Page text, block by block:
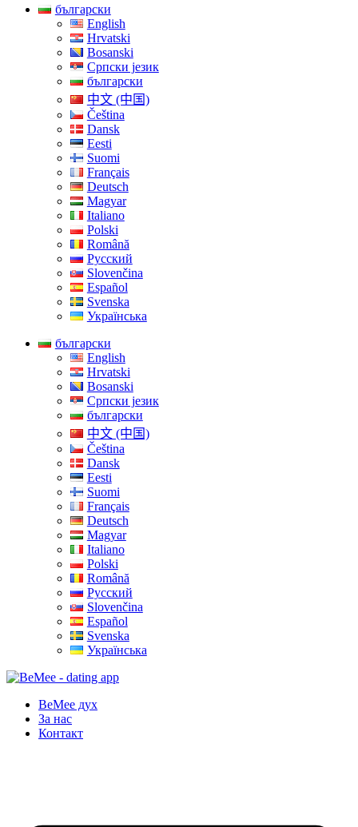
български
English
Hrvatski
Bosanski
Српски језик
български
中文 (中国)
Čeština
Dansk
Eesti
Suomi
Français
Deutsch
Magyar
Italiano
Polski
Română
Русский
Slovenčina
Español
Svenska
Українська
български
English
Hrvatski
Bosanski
Српски језик
български
中文 (中国)
Čeština
Dansk
Eesti
Suomi
Français
Deutsch
Magyar
Italiano
Polski
Română
Русский
Slovenčina
Español
Svenska
Українська
BeMee дух
За нас
Контакт